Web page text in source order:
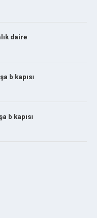
daire
b kapısı
b kapısı